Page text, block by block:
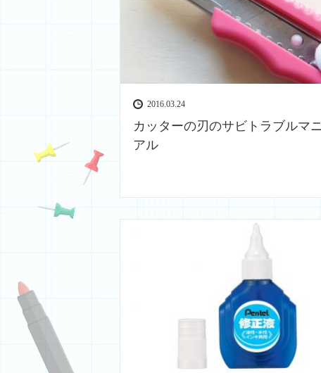
2016.03.24
カッターの刃のサビトラブルマ
アル